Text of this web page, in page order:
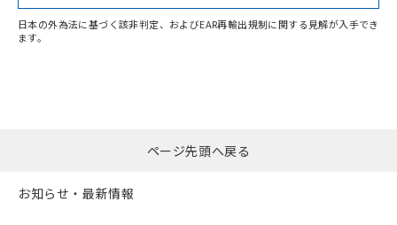
この製品のRoHS/REACH対応状況ページへ
日本の外為法に基づく該非判定、およびEAR再輸出規制に関する見解が入手でき
ます。
ページ先頭へ戻る
お知らせ・最新情報